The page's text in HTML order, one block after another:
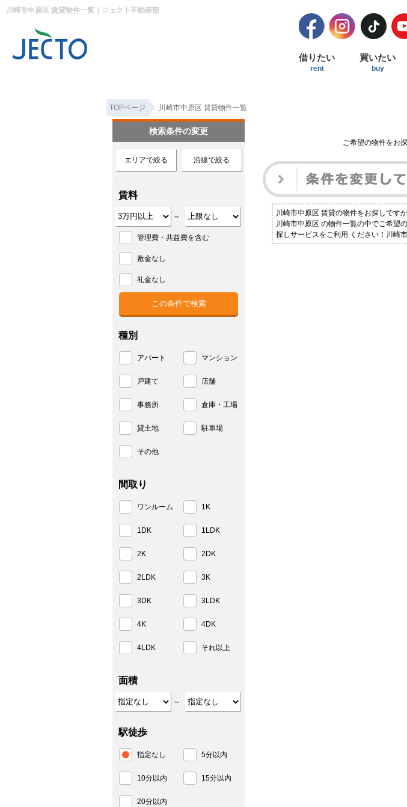
川崎市中原区 賃貸物件一覧｜ジェクト不動産部
借りたい
rent
買いたい
buy
TOPページ 川崎市中原区 賃貸物件一覧
ご希望の物件をお
川崎市中原区 賃貸の物件をお探しです
川崎市中原区 の物件一覧の中でご希望
探しサービスをご利用 ください！川崎
検索条件の変更
エリアで絞る 沿線で絞る
賃料
～
管理費・共益費を含む
敷金なし
礼金なし
種別
アパート マンション
戸建て 店舗
事務所 倉庫・工場
貸土地 駐車場
その他
間取り
ワンルーム 1K
1DK 1LDK
2K 2DK
2LDK 3K
3DK 3LDK
4K 4DK
4LDK それ以上
面積
～
駅徒歩
指定なし 5分以内
10分以内 15分以内
20分以内